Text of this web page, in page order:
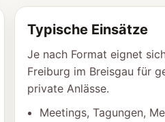
Typische Einsätze
Je nach Format eignet
Freiburg im Breisgau für
private Anlässe.
Meetings, Tagungen,